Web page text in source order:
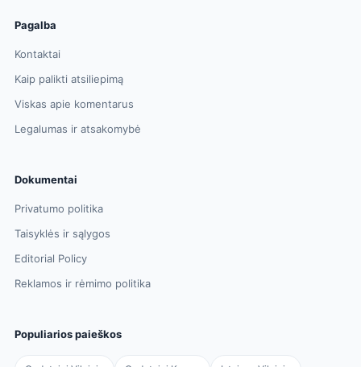
Pagalba
Kontaktai
Kaip palikti atsiliepimą
Viskas apie komentarus
Legalumas ir atsakomybė
Dokumentai
Privatumo politika
Taisyklės ir sąlygos
Editorial Policy
Reklamos ir rėmimo politika
Populiarios paieškos